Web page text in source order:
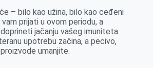
– bilo kao užina, bilo kao ceđeni
prijati u ovom periodu, a
jačanju vašeg imuniteta.
upotrebu začina, a pecivo,
umanjite.